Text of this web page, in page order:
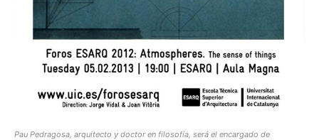
Pau Pedragosa, arquitecto y doctor en filosofía, será el encargado de